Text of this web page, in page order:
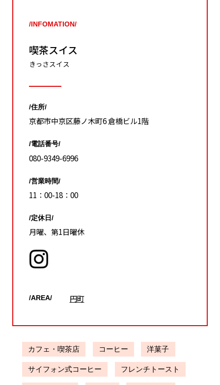
/INFOMATION/
喫茶スイス
きっさスイス
/住所/
京都市中京区藤ノ木町6 倉橋ビル1階
/電話番号/
080-9349-6996
/営業時間/
11：00-18：00
/定休日/
月曜、第1日曜休
/AREA/ 円町
カフェ・喫茶店 コーヒー 洋菓子
サイフォン式コーヒー フレンチトースト